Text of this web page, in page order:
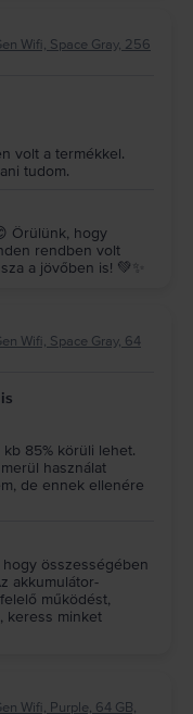
Wifi, Space Gray, 256
volt a termékkel.
tudom.
Örülünk, hogy
rendben volt
a jövőben is! 💚✨
Wifi, Space Gray, 64
85% körüli lehet.
használat
de ennek ellenére
összességében
akkumulátor-
működést,
keress minket
Wifi, Purple, 64 GB,